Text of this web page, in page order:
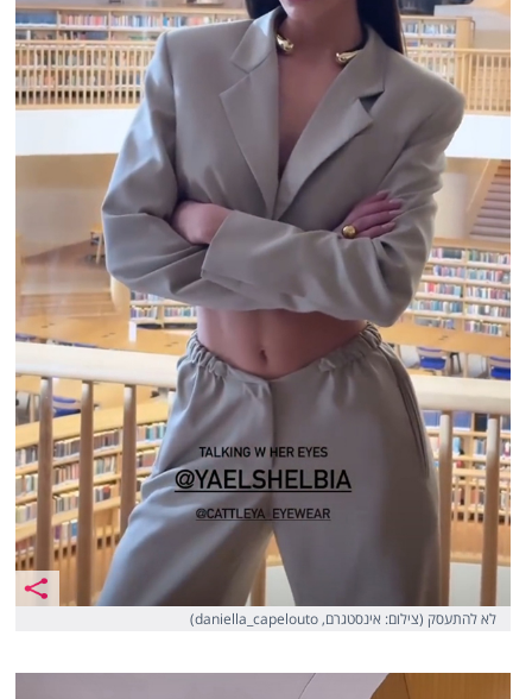
לא להתעסק (צילום: אינסטגרם, daniella_capelouto)